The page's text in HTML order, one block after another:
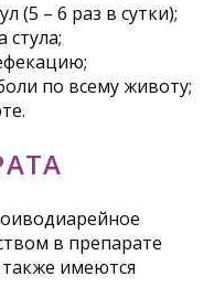
(5 – 6 раз в сутки);
стула;
по всему животу;
в препарате
также имеются